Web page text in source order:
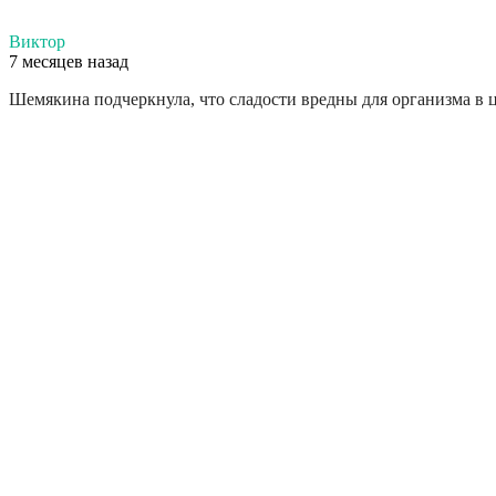
Виктор
7 месяцев назад
Шемякина подчеркнула, что сладости вредны для организма в